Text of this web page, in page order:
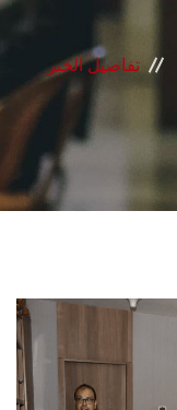
المراكز والوحدات
الأنظمة الذكية
الإعلام
الطلاب
هيئة التدريس
تفاصيل الخبر